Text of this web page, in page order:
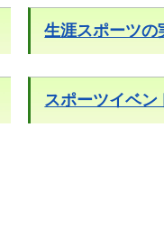
生涯スポーツの
スポーツイベン